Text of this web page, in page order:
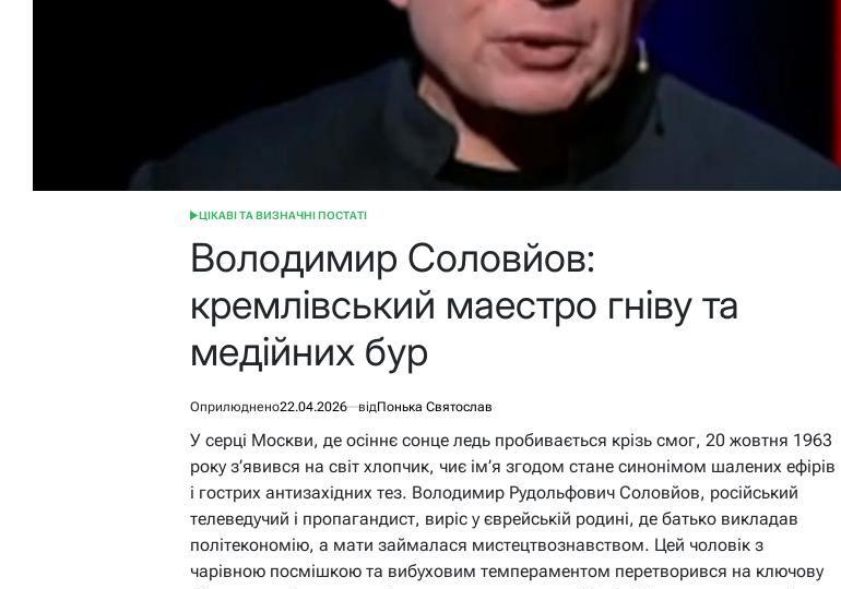
ОПУБЛІКУВАТИ
ЦІКАВІ ТА ВИЗНАЧНІ ПОСТАТІ
Володимир Соловйов:
кремлівський маестро гніву та
медійних бур
Оприлюднено22.04.2026 відПонька Святослав
У серці Москви, де осіннє сонце ледь пробивається крізь смог, 20 жовтня 1963
року з’явився на світ хлопчик, чиє ім’я згодом стане синонімом шалених ефірів
і гострих антизахідних тез. Володимир Рудольфович Соловйов, російський
телеведучий і пропагандист, виріс у єврейській родині, де батько викладав
політекономію, а мати займалася мистецтвознавством. Цей чоловік з
чарівною посмішкою та вибуховим темпераментом перетворився на ключову